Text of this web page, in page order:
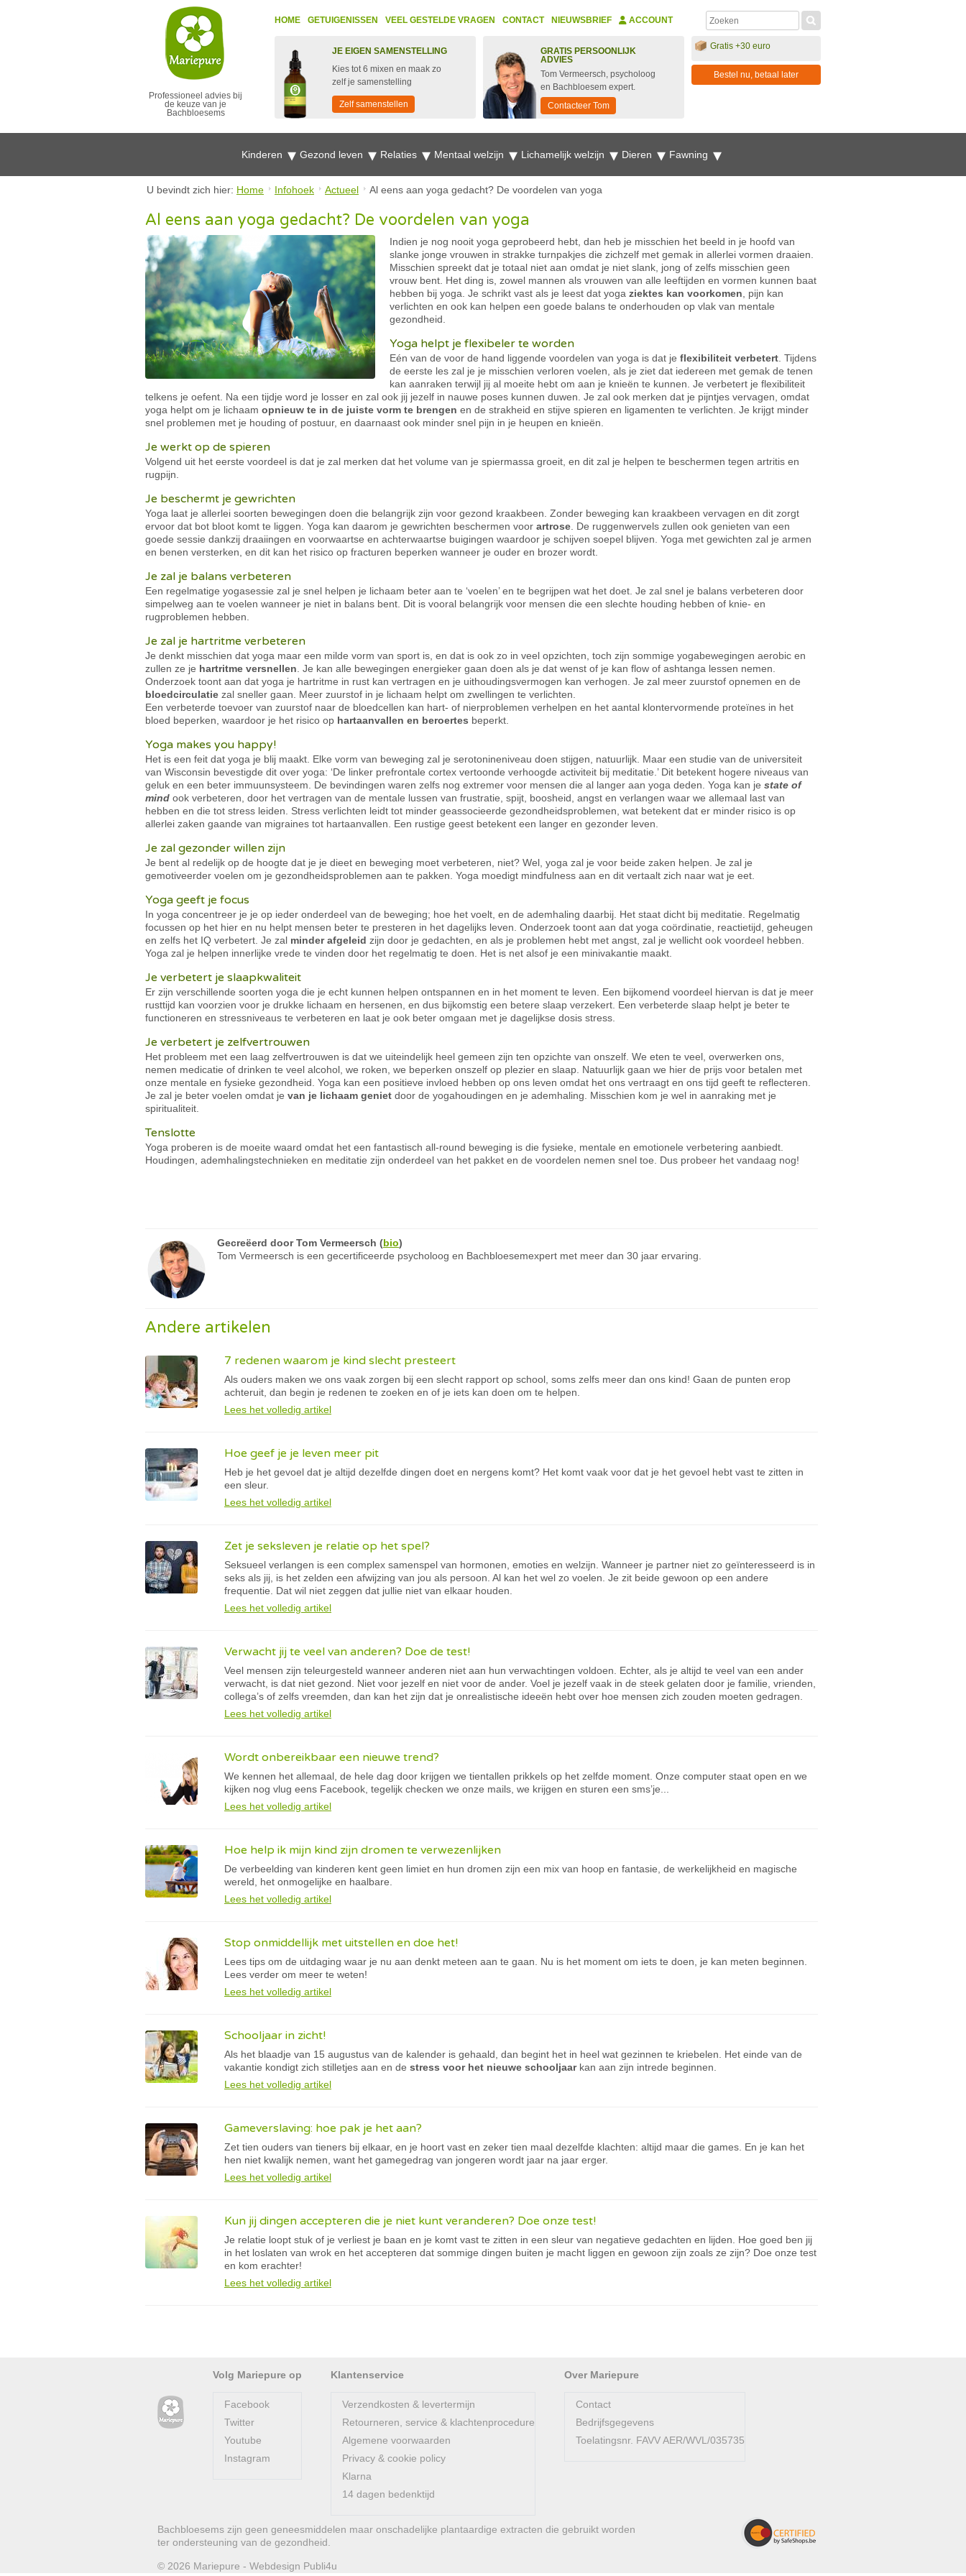
Professioneel advies bij
de keuze van je
Bachbloesems
HOME GETUIGENISSEN VEEL GESTELDE VRAGEN CONTACT NIEUWSBRIEF ACCOUNT
JE EIGEN SAMENSTELLING
Kies tot 6 mixen en maak zo
zelf je samenstelling
Zelf samenstellen
GRATIS PERSOONLIJK
ADVIES
Tom Vermeersch, psycholoog
en Bachbloesem expert.
Contacteer Tom
Gratis +30 euro
Bestel nu, betaal later
Kinderen Gezond leven Relaties Mentaal welzijn Lichamelijk welzijn Dieren Fawning
U bevindt zich hier: Home Infohoek Actueel Al eens aan yoga gedacht? De voordelen van yoga
Al eens aan yoga gedacht? De voordelen van yoga
Indien je nog nooit yoga geprobeerd hebt, dan heb je misschien het beeld in je hoofd van
slanke jonge vrouwen in strakke turnpakjes die zichzelf met gemak in allerlei vormen draaien.
Misschien spreekt dat je totaal niet aan omdat je niet slank, jong of zelfs misschien geen
vrouw bent. Het ding is, zowel mannen als vrouwen van alle leeftijden en vormen kunnen baat
hebben bij yoga. Je schrikt vast als je leest dat yoga ziektes kan voorkomen , pijn kan
verlichten en ook kan helpen een goede balans te onderhouden op vlak van mentale
gezondheid.
Yoga helpt je flexibeler te worden
Eén van de voor de hand liggende voordelen van yoga is dat je flexibiliteit verbetert . Tijdens
de eerste les zal je je misschien verloren voelen, als je ziet dat iedereen met gemak de tenen
kan aanraken terwijl jij al moeite hebt om aan je knieën te kunnen. Je verbetert je flexibiliteit
telkens je oefent. Na een tijdje word je losser en zal ook jij jezelf in nauwe poses kunnen duwen. Je zal ook merken dat je pijntjes vervagen, omdat
yoga helpt om je lichaam opnieuw te in de juiste vorm te brengen en de strakheid en stijve spieren en ligamenten te verlichten. Je krijgt minder
snel problemen met je houding of postuur, en daarnaast ook minder snel pijn in je heupen en knieën.
Je werkt op de spieren
Volgend uit het eerste voordeel is dat je zal merken dat het volume van je spiermassa groeit, en dit zal je helpen te beschermen tegen artritis en
rugpijn.
Je beschermt je gewrichten
Yoga laat je allerlei soorten bewegingen doen die belangrijk zijn voor gezond kraakbeen. Zonder beweging kan kraakbeen vervagen en dit zorgt
ervoor dat bot bloot komt te liggen. Yoga kan daarom je gewrichten beschermen voor artrose . De ruggenwervels zullen ook genieten van een
goede sessie dankzij draaiingen en voorwaartse en achterwaartse buigingen waardoor je schijven soepel blijven. Yoga met gewichten zal je armen
en benen versterken, en dit kan het risico op fracturen beperken wanneer je ouder en brozer wordt.
Je zal je balans verbeteren
Een regelmatige yogasessie zal je snel helpen je lichaam beter aan te ‘voelen’ en te begrijpen wat het doet. Je zal snel je balans verbeteren door
simpelweg aan te voelen wanneer je niet in balans bent. Dit is vooral belangrijk voor mensen die een slechte houding hebben of knie- en
rugproblemen hebben.
Je zal je hartritme verbeteren
Je denkt misschien dat yoga maar een milde vorm van sport is, en dat is ook zo in veel opzichten, toch zijn sommige yogabewegingen aerobic en
zullen ze je hartritme versnellen . Je kan alle bewegingen energieker gaan doen als je dat wenst of je kan flow of ashtanga lessen nemen.
Onderzoek toont aan dat yoga je hartritme in rust kan vertragen en je uithoudingsvermogen kan verhogen. Je zal meer zuurstof opnemen en de
bloedcirculatie zal sneller gaan. Meer zuurstof in je lichaam helpt om zwellingen te verlichten.
Een verbeterde toevoer van zuurstof naar de bloedcellen kan hart- of nierproblemen verhelpen en het aantal klontervormende proteïnes in het
bloed beperken, waardoor je het risico op hartaanvallen en beroertes beperkt.
Yoga makes you happy!
Het is een feit dat yoga je blij maakt. Elke vorm van beweging zal je serotonineniveau doen stijgen, natuurlijk. Maar een studie van de universiteit
van Wisconsin bevestigde dit over yoga: ‘De linker prefrontale cortex vertoonde verhoogde activiteit bij meditatie.’ Dit betekent hogere niveaus van
geluk en een beter immuunsysteem. De bevindingen waren zelfs nog extremer voor mensen die al langer aan yoga deden. Yoga kan je state of
mind ook verbeteren, door het vertragen van de mentale lussen van frustratie, spijt, boosheid, angst en verlangen waar we allemaal last van
hebben en die tot stress leiden. Stress verlichten leidt tot minder geassocieerde gezondheidsproblemen, wat betekent dat er minder risico is op
allerlei zaken gaande van migraines tot hartaanvallen. Een rustige geest betekent een langer en gezonder leven.
Je zal gezonder willen zijn
Je bent al redelijk op de hoogte dat je je dieet en beweging moet verbeteren, niet? Wel, yoga zal je voor beide zaken helpen. Je zal je
gemotiveerder voelen om je gezondheidsproblemen aan te pakken. Yoga moedigt mindfulness aan en dit vertaalt zich naar wat je eet.
Yoga geeft je focus
In yoga concentreer je je op ieder onderdeel van de beweging; hoe het voelt, en de ademhaling daarbij. Het staat dicht bij meditatie. Regelmatig
focussen op het hier en nu helpt mensen beter te presteren in het dagelijks leven. Onderzoek toont aan dat yoga coördinatie, reactietijd, geheugen
en zelfs het IQ verbetert. Je zal minder afgeleid zijn door je gedachten, en als je problemen hebt met angst, zal je wellicht ook voordeel hebben.
Yoga zal je helpen innerlijke vrede te vinden door het regelmatig te doen. Het is net alsof je een minivakantie maakt.
Je verbetert je slaapkwaliteit
Er zijn verschillende soorten yoga die je echt kunnen helpen ontspannen en in het moment te leven. Een bijkomend voordeel hiervan is dat je meer
rusttijd kan voorzien voor je drukke lichaam en hersenen, en dus bijkomstig een betere slaap verzekert. Een verbeterde slaap helpt je beter te
functioneren en stressniveaus te verbeteren en laat je ook beter omgaan met je dagelijkse dosis stress.
Je verbetert je zelfvertrouwen
Het probleem met een laag zelfvertrouwen is dat we uiteindelijk heel gemeen zijn ten opzichte van onszelf. We eten te veel, overwerken ons,
nemen medicatie of drinken te veel alcohol, we roken, we beperken onszelf op plezier en slaap. Natuurlijk gaan we hier de prijs voor betalen met
onze mentale en fysieke gezondheid. Yoga kan een positieve invloed hebben op ons leven omdat het ons vertraagt en ons tijd geeft te reflecteren.
Je zal je beter voelen omdat je van je lichaam geniet door de yogahoudingen en je ademhaling. Misschien kom je wel in aanraking met je
spiritualiteit.
Tenslotte
Yoga proberen is de moeite waard omdat het een fantastisch all-round beweging is die fysieke, mentale en emotionele verbetering aanbiedt.
Houdingen, ademhalingstechnieken en meditatie zijn onderdeel van het pakket en de voordelen nemen snel toe. Dus probeer het vandaag nog!
Gecreëerd doorTom Vermeersch (bio)
Tom Vermeersch is een gecertificeerde psycholoog en Bachbloesemexpert met meer dan 30 jaar ervaring.
Andere artikelen
7 redenen waarom je kind slecht presteert
Als ouders maken we ons vaak zorgen bij een slecht rapport op school, soms zelfs meer dan ons kind! Gaan de punten erop
achteruit, dan begin je redenen te zoeken en of je iets kan doen om te helpen.
Lees het volledig artikel
Hoe geef je je leven meer pit
Heb je het gevoel dat je altijd dezelfde dingen doet en nergens komt? Het komt vaak voor dat je het gevoel hebt vast te zitten in
een sleur.
Lees het volledig artikel
Zet je seksleven je relatie op het spel?
Seksueel verlangen is een complex samenspel van hormonen, emoties en welzijn. Wanneer je partner niet zo geïnteresseerd is in
seks als jij, is het zelden een afwijzing van jou als persoon. Al kan het wel zo voelen. Je zit beide gewoon op een andere
frequentie. Dat wil niet zeggen dat jullie niet van elkaar houden.
Lees het volledig artikel
Verwacht jij te veel van anderen? Doe de test!
Veel mensen zijn teleurgesteld wanneer anderen niet aan hun verwachtingen voldoen. Echter, als je altijd te veel van een ander
verwacht, is dat niet gezond. Niet voor jezelf en niet voor de ander. Voel je jezelf vaak in de steek gelaten door je familie, vrienden,
collega’s of zelfs vreemden, dan kan het zijn dat je onrealistische ideeën hebt over hoe mensen zich zouden moeten gedragen.
Lees het volledig artikel
Wordt onbereikbaar een nieuwe trend?
We kennen het allemaal, de hele dag door krijgen we tientallen prikkels op het zelfde moment. Onze computer staat open en we
kijken nog vlug eens Facebook, tegelijk checken we onze mails, we krijgen en sturen een sms’je...
Lees het volledig artikel
Hoe help ik mijn kind zijn dromen te verwezenlijken
De verbeelding van kinderen kent geen limiet en hun dromen zijn een mix van hoop en fantasie, de werkelijkheid en magische
wereld, het onmogelijke en haalbare.
Lees het volledig artikel
Stop onmiddellijk met uitstellen en doe het!
Lees tips om de uitdaging waar je nu aan denkt meteen aan te gaan. Nu is het moment om iets te doen, je kan meten beginnen.
Lees verder om meer te weten!
Lees het volledig artikel
Schooljaar in zicht!
Als het blaadje van 15 augustus van de kalender is gehaald, dan begint het in heel wat gezinnen te kriebelen. Het einde van de
vakantie kondigt zich stilletjes aan en de stress voor het nieuwe schooljaarkan aan zijn intrede beginnen.
Lees het volledig artikel
Gameverslaving: hoe pak je het aan?
Zet tien ouders van tieners bij elkaar, en je hoort vast en zeker tien maal dezelfde klachten: altijd maar die games. En je kan het
hen niet kwalijk nemen, want het gamegedrag van jongeren wordt jaar na jaar erger.
Lees het volledig artikel
Kun jij dingen accepteren die je niet kunt veranderen? Doe onze test!
Je relatie loopt stuk of je verliest je baan en je komt vast te zitten in een sleur van negatieve gedachten en lijden. Hoe goed ben jij
in het loslaten van wrok en het accepteren dat sommige dingen buiten je macht liggen en gewoon zijn zoals ze zijn? Doe onze test
en kom erachter!
Lees het volledig artikel
Volg Mariepure op
Facebook
Twitter
Youtube
Instagram
Klantenservice
Verzendkosten & levertermijn
Retourneren, service & klachtenprocedure
Algemene voorwaarden
Privacy & cookie policy
Klarna
14 dagen bedenktijd
Over Mariepure
Contact
Bedrijfsgegevens
Toelatingsnr. FAVV AER/WVL/035735
Bachbloesems zijn geen geneesmiddelen maar onschadelijke plantaardige extracten die gebruikt worden
ter ondersteuning van de gezondheid.
© 2026 Mariepure - Webdesign Publi4u